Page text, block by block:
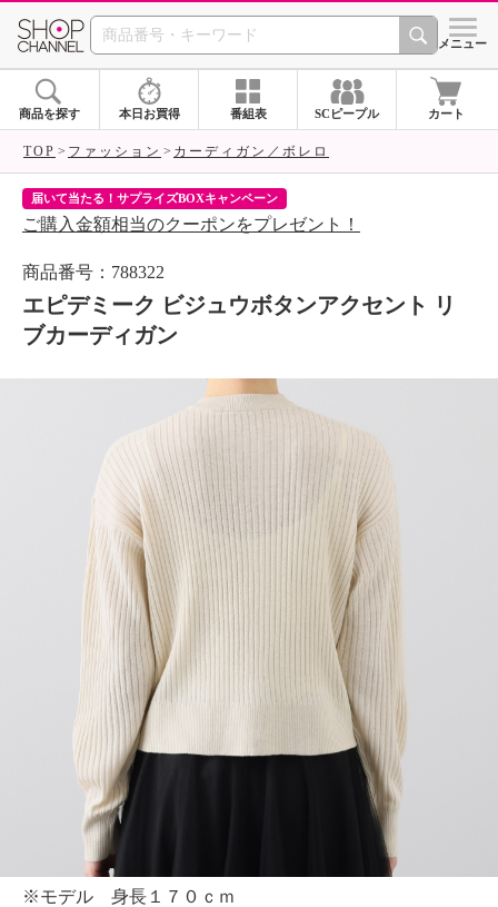
SHOP CHANNEL シメニュー
商品を探す 本日お買得 番組表 SCピープル カート
TOP ファッション カーディガン／ボレロ
届いて当たる！サプライズBOXキャンペーン
ご購入金額相当のクーポンをプレゼント！
商品番号：788322
エピデミーク ビジュウボタンアクセント リ
ブカーディガン
※モデル 身長１７０ｃｍ